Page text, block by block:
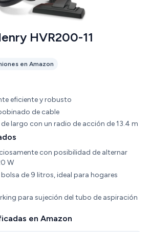
HVR200-11
en Amazon
eficiente y robusto
de cable
de largo con un radio de acción de 13.4 m
con posibilidad de alternar
W
de 9 litros, ideal para hogares
para sujeción del tubo de aspiración
en Amazon